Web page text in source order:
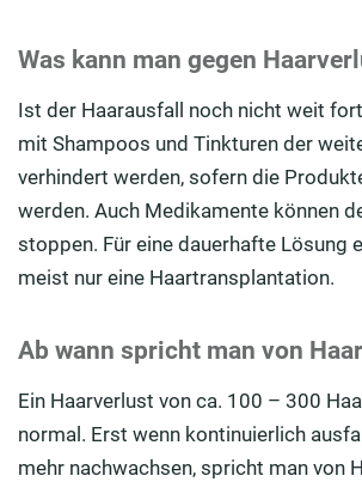
Was kann man gegen
Ist der Haarausfall noch nicht weit
mit Shampoos und Tinkturen der
verhindert werden, sofern die
werden. Auch Medikamente können
stoppen. Für eine dauerhafte Lösung
meist nur eine Haartransplantation.
Ab wann spricht man von
Ein Haarverlust von ca. 100 – 300
normal. Erst wenn kontinuierlich
mehr nachwachsen, spricht man von